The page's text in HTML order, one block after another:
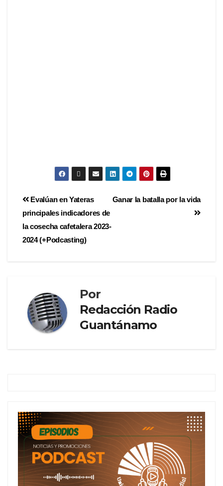
Ganar la batalla por la vida
Evalúan en Yateras
principales indicadores de
la cosecha cafetalera 2023-
2024 (+Podcasting)
Por
Redacción Radio
Guantánamo